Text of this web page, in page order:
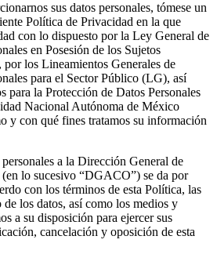
sus datos personales, tómese un
Política de Privacidad en la que
con lo dispuesto por la Ley General de
en Posesión de los Sujetos
los Lineamientos Generales de
para el Sector Público (LG), así
para la Protección de Datos Personales
Nacional Autónoma de México
con qué fines tratamos su información
a la Dirección General de
lo sucesivo “DGACO”) se da por
con los términos de esta Política, las
los datos, así como los medios y
a su disposición para ejercer sus
cancelación y oposición de esta